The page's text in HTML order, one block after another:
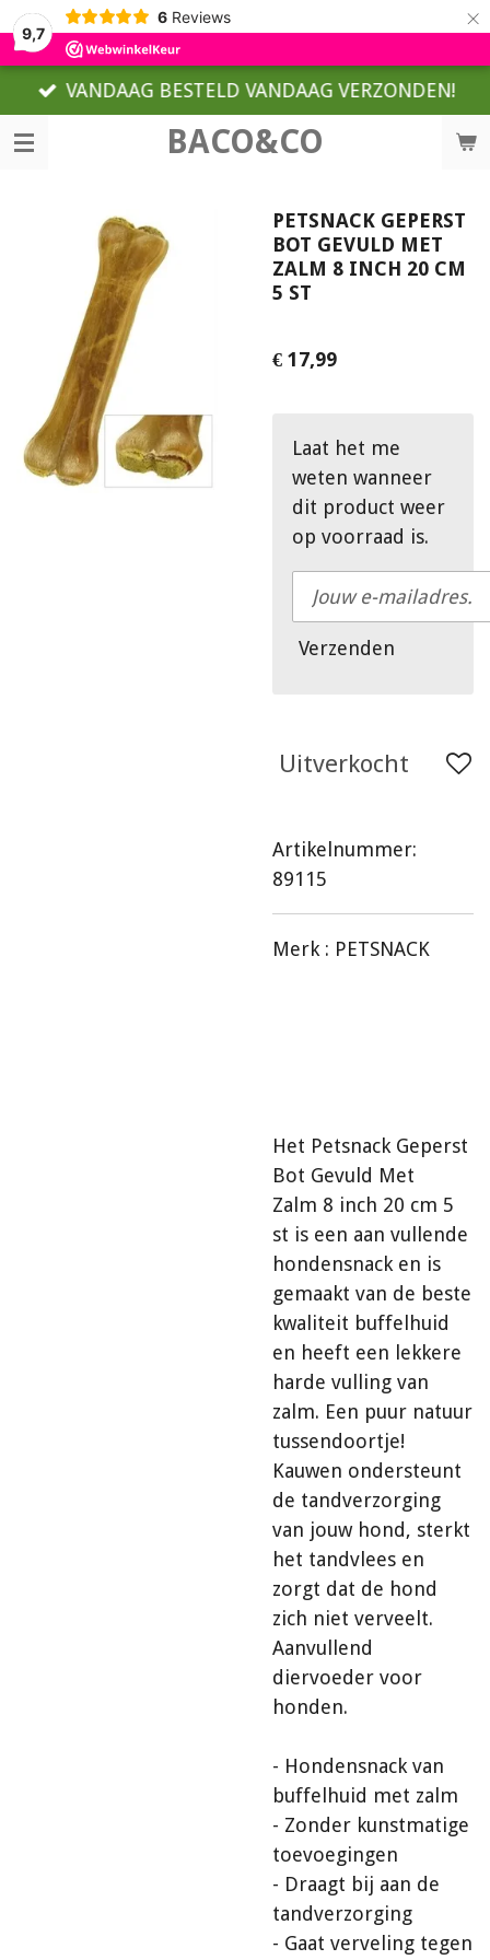
9,7
6 Reviews ×
BACO&CO
VANDAAG BESTELD VANDAAG VERZONDEN!
PETSNACK GEPERST
BOT GEVULD MET
ZALM 8 INCH 20 CM
5 ST
€ 17,99
Laat het me
weten wanneer
dit product weer
op voorraad is.
Verzenden
Uitverkocht
Artikelnummer:
89115
Merk : PETSNACK
Het Petsnack Geperst
Bot Gevuld Met
Zalm 8 inch 20 cm 5
st is een aan vullende
hondensnack en is
gemaakt van de beste
kwaliteit buffelhuid
en heeft een lekkere
harde vulling van
zalm. Een puur natuur
tussendoortje!
Kauwen ondersteunt
de tandverzorging
van jouw hond, sterkt
het tandvlees en
zorgt dat de hond
zich niet verveelt.
Aanvullend
diervoeder voor
honden.
- Hondensnack van
buffelhuid met zalm
- Zonder kunstmatige
toevoegingen
- Draagt bij aan de
tandverzorging
- Gaat verveling tegen